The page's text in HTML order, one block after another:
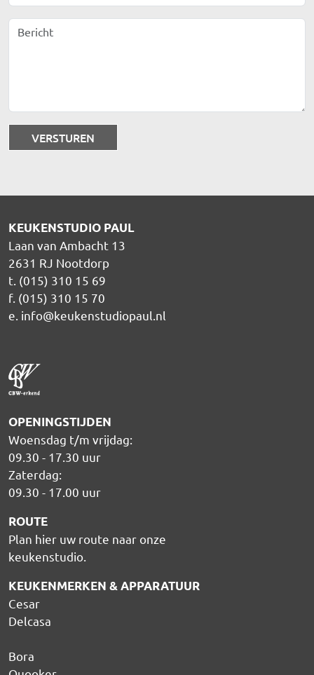
Bericht
KEUKENSTUDIO PAUL
Laan van Ambacht 13
2631 RJ Nootdorp
t. (015) 310 15 69
f. (015) 310 15 70
e. info@keukenstudiopaul.nl
OPENINGSTIJDEN
Woensdag t/m vrijdag:
09.30 - 17.30 uur
Zaterdag:
09.30 - 17.00 uur
ROUTE
Plan hier uw route naar onze
keukenstudio.
KEUKENMERKEN & APPARATUUR
Cesar
Delcasa
Bora